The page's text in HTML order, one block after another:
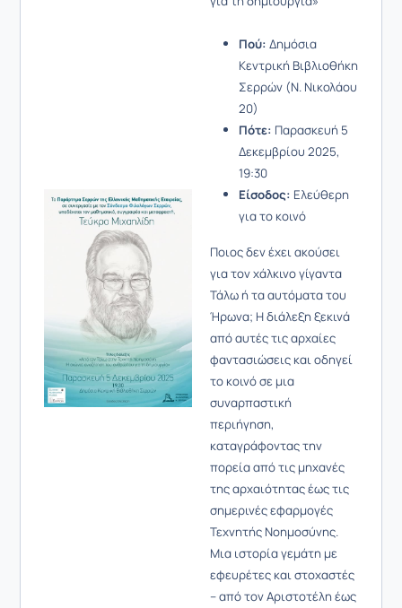
Πού: Δημόσια
Κεντρική Βιβλιοθήκη
Σερρών (Ν. Νικολάου
20)
Πότε: Παρασκευή 5
Δεκεμβρίου 2025,
19:30
Είσοδος: Ελεύθερη
για το κοινό
Ποιος δεν έχει ακούσει
για τον χάλκινο γίγαντα
Τάλω ή τα αυτόματα του
Ήρωνα; Η διάλεξη ξεκινά
από αυτές τις αρχαίες
φαντασιώσεις και οδηγεί
το κοινό σε μια
συναρπαστική
περιήγηση,
καταγράφοντας την
πορεία από τις μηχανές
της αρχαιότητας έως τις
σημερινές εφαρμογές
Τεχνητής Νοημοσύνης.
Μια ιστορία γεμάτη με
εφευρέτες και στοχαστές
– από τον Αριστοτέλη έως